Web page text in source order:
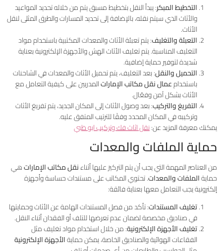
التخطيط المبكر: يبدأ النقل بتخطيط مسبق يتم من خلاله تحديد المواعيد
والأثاث الذي سيتم نقله، بالإضافة إلى تحديد المسارات والطرق المثلى لنقل
الأثاث.
التعبئة والتغليف: يتم تعبئة الأثاث والمعدات المكتبية باستخدام مواد
التغليف المناسبة. يتم تغليف الأثاث الهش والأجهزة الإلكترونية بعناية
شديدة لتوفير حماية إضافية.
التحميل والنقل: بعد التغليف، يتم تحميل الأثاث والمعدات في الشاحنات
باستخدامعمال نقل مكاتب الإماراتالمدربين على كيفية التعامل مع
الأثاث بشكل آمن وفعّال.
التفريغ والتركيب: بعد وصول الأثاث إلى المكان الجديد، يتم تفريغ الأثاث
وتركيبه في المكان المحدد وفقًا للترتيب المتفق عليه.
يمكنك معرفة المزيد عن:نقل اثاث فك وتركيب ابو ظبي
حماية الملفات والمعدات
من العناصر المهمة التي يجب أن يتم التركيز عليها أثناءنقل مكاتب الإماراتهي
حمايةالملفات والمعدات. تحتوي المكاتب على مستندات حساسة وأجهزة
إلكترونية يجب التعامل معها بعناية فائقة:
تغليف المستندات: تأكد من فصل المستندات الهامة عن الأثاث وحمايتها
في صناديق مخصصة لضمان عدم تعرضها للتلف أو الفقدان أثناء النقل.
تغليف الأجهزة الإلكترونية: من خلال استخدام مواد تغليف مثل
الفقاعات الهوائية والصناديق الخاصة، يمكن حمايةالأجهزة الإلكترونية